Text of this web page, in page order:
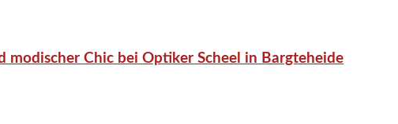
modischer Chic bei Optiker Scheel in Bargteheide